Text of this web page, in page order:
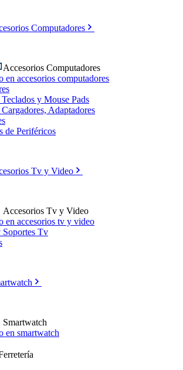
Computadores
Accesorios Computadores
en accesorios computadores
y Mouse Pads
Adaptadores
de Periféricos
Tv y Video
Accesorios Tv y Video
en accesorios tv y video
Soportes Tv
Smartwatch
en smartwatch